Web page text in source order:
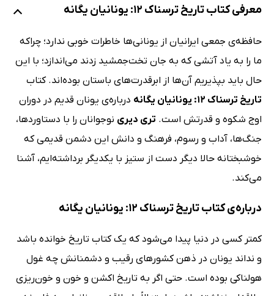
معرفی کتاب تاریخ ترسناک 12: یونانیان یگانه
حافظه‌ی جمعی ایرانیان از یونانی‌ها خاطرات خوبی ندارد؛ چراکه
ما را به یاد آتشی که به جان تخت‌جمشید زدند می‌اندازد؛ با این
حال باید بپذیریم آن‌ها از ابرقدرت‌های باستان بوده‌اند. کتاب
تاریخ ترسناک 12: یونانیان یگانه
درباره‌ی یونان قدیم در دوران
اوج شکوه و قدرتش است. تری دیری نوجوانان را با دستاوردها،
جنگ‌ها، آداب‌ و رسوم، فرهنگ و دانش این دشمن قدیمی که
خوشبختانه حالا دیگر دست از ستیز با یکدیگر برداشته‌ایم، آشنا
می‌کند.
درباره‌ی کتاب تاریخ ترسناک 12: یونانیان یگانه
کمتر کسی در دنیا پیدا می‌شود که یک کتاب تاریخ خوانده باشد
و نداند یونان در ذهن کشورهای رقیب و دشمنانش چه غول
هولناکی بوده است. حتی اگر به تاریخ اکشن و خون‌ و خون‌ریزی